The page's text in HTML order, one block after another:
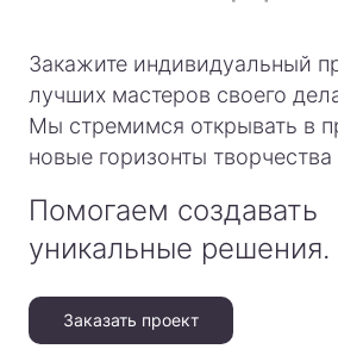
Закажите индивидуальный
лучших мастеров своего
Мы стремимся открывать в
новые горизонты
Помогаем создавать
уникальные решения.
Заказать проект